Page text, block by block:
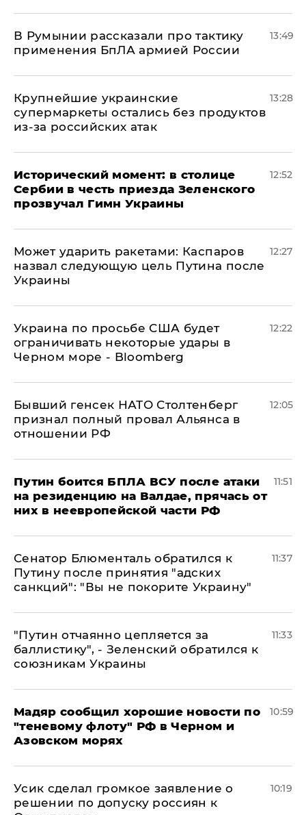
В Румынии рассказали про тактику
применения БпЛА армией России
13:49
Крупнейшие украинские
супермаркеты остались без продуктов
из-за российских атак
13:28
Исторический момент: в столице
Сербии в честь приезда Зеленского
прозвучал Гимн Украины
12:52
Может ударить ракетами: Каспаров
назвал следующую цель Путина после
Украины
12:27
Украина по просьбе США будет
ограничивать некоторые удары в
Черном море - Bloomberg
12:22
Бывший генсек НАТО Столтенберг
признал полный провал Альянса в
отношении РФ
12:05
Путин боится БПЛА ВСУ после атаки
на резиденцию на Валдае, прячась от
них в неевропейской части РФ
11:51
Сенатор Блюменталь обратился к
Путину после принятия "адских
санкций": "Вы не покорите Украину"
11:37
"Путин отчаянно цепляется за
баллистику", - Зеленский обратился к
союзникам Украины
11:33
Мадяр сообщил хорошие новости по
"теневому флоту" РФ в Черном и
Азовском морях
10:59
Усик сделал громкое заявление о
решении по допуску россиян к
10:19